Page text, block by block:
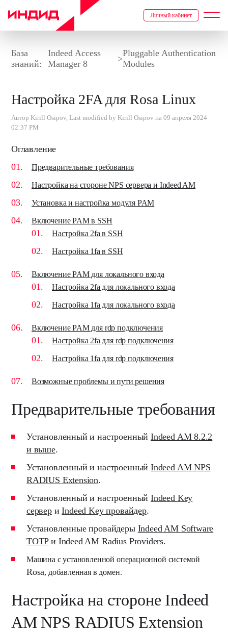
Личный кабинет
База
знаний:
Indeed Access
Manager 8
>
Pluggable Authentication
Modules
Настройка 2FA для Rosa Linux
Автор Kirill Osipov, Last modified by Kirill Osipov на 09 апреля 2024
02:37 PM
Оглавление
Предварительные требования
Настройка на стороне NPS сервера и Indeed AM
Установка и настройка модуля PAM
Включение PAM в SSH
Настройка 2fa в SSH
Настройка 1fa в SSH
Включение PAM для локального входа
Настройка 2fa для локального входа
Настройка 1fa для локального входа
Включение PAM для rdp подключения
Настройка 2fa для rdp подключения
Настройка 1fa для rdp подключения
Возможные проблемы и пути решения
Предварительные требования
Установленный и настроенный Indeed AM 8.2.2
и выше.
Установленный и настроенный Indeed AM NPS
RADIUS Extension.
Установленный и настроенный Indeed Key
сервериIndeed Key провайдер.
Установленные провайдеры Indeed AM Software
TOTP и Indeed AM Radius Providers.
Машина с установленной операционной системой
Rosa, добавленная в домен.
Настройка на стороне Indeed
AM NPS RADIUS Extension